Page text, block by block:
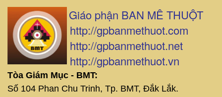
Giáo phận BAN MÊ THUỘT
http://gpbanmethuot.com
http://gpbanmethuot.net
http://gpbanmethuot.vn
Tòa Giám Mục - BMT:
Số 104 Phan Chu Trinh, Tp. BMT, Đắk Lắk.